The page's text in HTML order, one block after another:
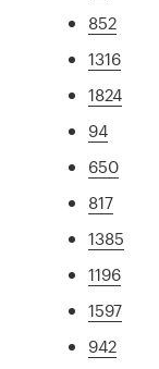
852
1316
1824
94
650
817
1385
1196
1597
942